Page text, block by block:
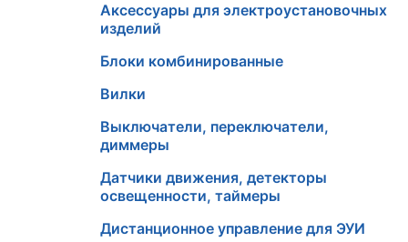
Аксессуары для электроустановочных
изделий
Блоки комбинированные
Вилки
Выключатели, переключатели,
диммеры
Датчики движения, детекторы
освещенности, таймеры
Дистанционное управление для ЭУИ